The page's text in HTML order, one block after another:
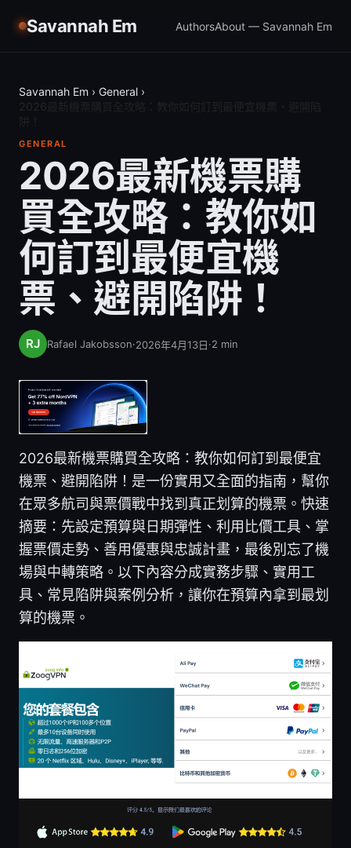
Savannah Em AuthorsAbout — Savannah Em
Savannah Em › General ›
GENERAL
2026最新機票購
買全攻略：教你如
何訂到最便宜機
票、避開陷阱！
Rafael Jakobsson·2026年4月13日·2 min
2026最新機票購買全攻略：教你如何訂到最便宜
機票、避開陷阱！是一份實用又全面的指南，幫你
在眾多航司與票價戰中找到真正划算的機票。快速
摘要：先設定預算與日期彈性、利用比價工具、掌
握票價走勢、善用優惠與忠誠計畫，最後別忘了機
場與中轉策略。以下內容分成實務步驟、實用工
具、常見陷阱與案例分析，讓你在預算內拿到最划
算的機票。